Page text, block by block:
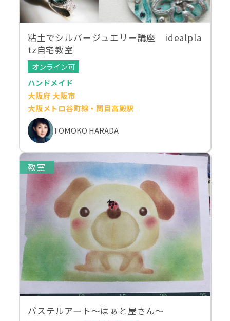
粘土でシルバージュエリー講座 idealpla
tz自宅教室
オンライン可
ハンドメイド
大阪府 大阪市
大阪メトロ谷町線・関目高殿駅
TOMOKO HARADA
教室
パステルアート〜はぁと屋さん〜